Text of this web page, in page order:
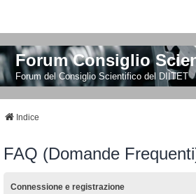
Forum Consiglio
Forum del Consiglio Scientifico del DIITET
Indice
FAQ (Domande
Connessione e registrazione